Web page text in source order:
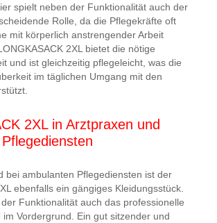
spielt neben der Funktionalität auch der
Rolle, da die Pflegekräfte oft
mit körperlich anstrengender Arbeit
2XL bietet die nötige
und ist gleichzeitig pflegeleicht, was die
im täglichen Umgang mit den
2XL in Arztpraxen und
bei ambulanten Pflegediensten ist der
ebenfalls ein gängiges Kleidungsstück.
Funktionalität auch das professionelle
im Vordergrund. Ein gut sitzender und